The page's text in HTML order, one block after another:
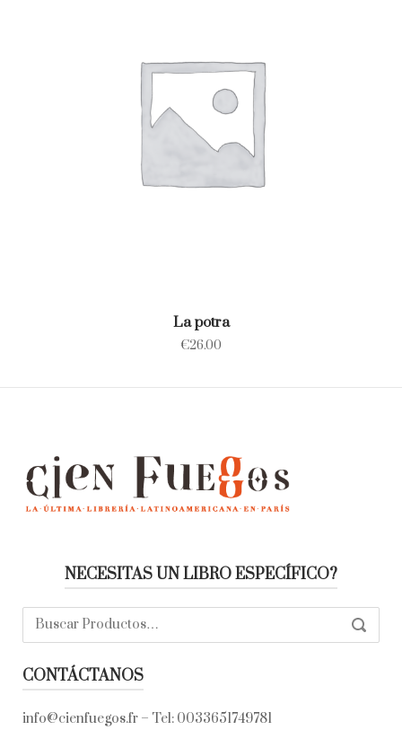
La potra
€26.00
NECESITAS UN LIBRO ESPECÍFICO?
Buscar:
CONTÁCTANOS
info@cienfuegos.fr – Tel: 0033651749781